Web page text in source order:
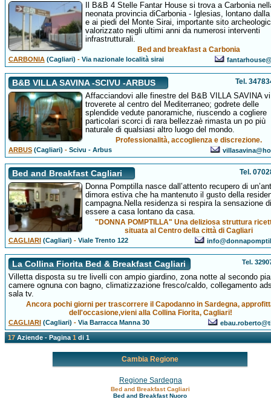
Il B&B 4 Stelle Fantar House si trova a Carbonia
neonata provincia diCarbonia - Iglesias, lontano
e ai piedi del Monte Sirai, importante sito
valorizzato negli ultimi anni da numerosi interventi
infrastrutturali.
Bed and breakfast a Carbonia
CARBONIA(Cagliari) -Via nazionale località sirai
B&B VILLA SAVINA -SCIVU -ARBUS Tel.
Affacciandovi alle finestre del B&B VILLA SAVINA vi
troverete al centro del Mediterraneo; godrete delle
splendide vedute panoramiche, riuscendo a cogliere
particolari scorci di rara bellezzaè rimasta un po più
naturale di qualsiasi altro luogo del mondo.
Professionalità, accoglienza e discrezione.
ARBUS(Cagliari) -Scivu - Arbus
Bed and Breakfast Cagliari Tel.
Donna Pomptilla nasce dall’attento recupero di
dimora estiva che ha mantenuto il gusto della
campagna.Nella residenza si respira la sensazione di
essere a casa lontano da casa.
"DONNA POMPTILLA" Una deliziosa struttura
situata al Centro della città di Cagliari
CAGLIARI(Cagliari) -Viale Trento 122
La Collina Fiorita Bed & Breakfast Cagliari Tel.
Villetta disposta su tre livelli con ampio giardino, zona notte al secondo
camere ognuna con bagno, climatizzazione fresco/caldo, collegamento
sala tv.
Ancora pochi giorni per trascorrere il Capodanno in Sardegna,
dell'occasione,vieni alla Collina Fiorita, Cagliari!
CAGLIARI(Cagliari) -Via Barracca Manna 30
17Aziende - Pagina1di 1
Cambia Regione
Regione Sardegna
Bed and Breakfast Cagliari
Bed and Breakfast Nuoro